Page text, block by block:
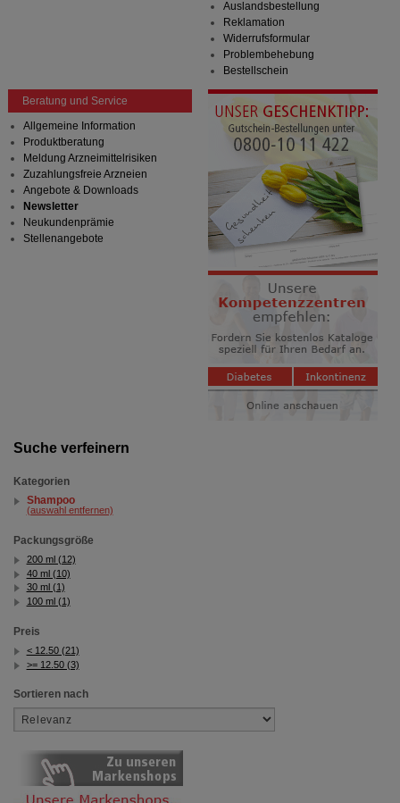
Suche verfeinern
Kategorien
Shampoo
(auswahl entfernen)
Packungsgröße
200 ml (12)
40 ml (10)
30 ml (1)
100 ml (1)
Preis
< 12.50 (21)
>= 12.50 (3)
Sortieren nach
Auslandsbestellung
Reklamation
Widerrufsformular
Problembehebung
Bestellschein
Beratung und Service
Allgemeine Information
Produktberatung
Meldung Arzneimittelrisiken
Zuzahlungsfreie Arzneien
Angebote & Downloads
Newsletter
Neukundenprämie
Stellenangebote